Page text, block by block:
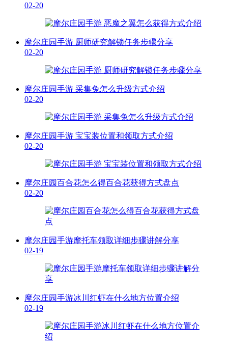
02-20
摩尔庄园手游 厨师研究解锁任务步骤分享
02-20
摩尔庄园手游 采集兔怎么升级方式介绍
02-20
摩尔庄园手游 宝宝装位置和领取方式介绍
02-20
摩尔庄园百合花怎么得百合花获得方式盘点
02-20
摩尔庄园手游摩托车领取详细步骤讲解分享
02-19
摩尔庄园手游冰川红虾在什么地方位置介绍
02-19